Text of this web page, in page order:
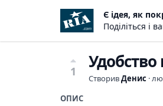
Є ідея, як
Поділіться і
1 СтворивДенис ·
ОПИС